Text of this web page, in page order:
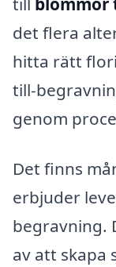
det flera
hitta rätt
till-
genom
Det finns
erbjuder
begravning.
av att skapa